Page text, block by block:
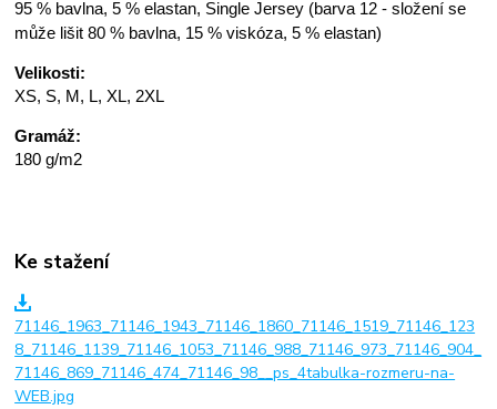
95 % bavlna, 5 % elastan, Single Jersey (barva 12 - složení se
může lišit 80 % bavlna, 15 % viskóza, 5 % elastan)
Velikosti:
XS, S, M, L, XL, 2XL
Gramáž:
180 g/m2
Ke stažení
71146_1963_71146_1943_71146_1860_71146_1519_71146_123
8_71146_1139_71146_1053_71146_988_71146_973_71146_904_
71146_869_71146_474_71146_98__ps_4tabulka-rozmeru-na-
WEB.jpg